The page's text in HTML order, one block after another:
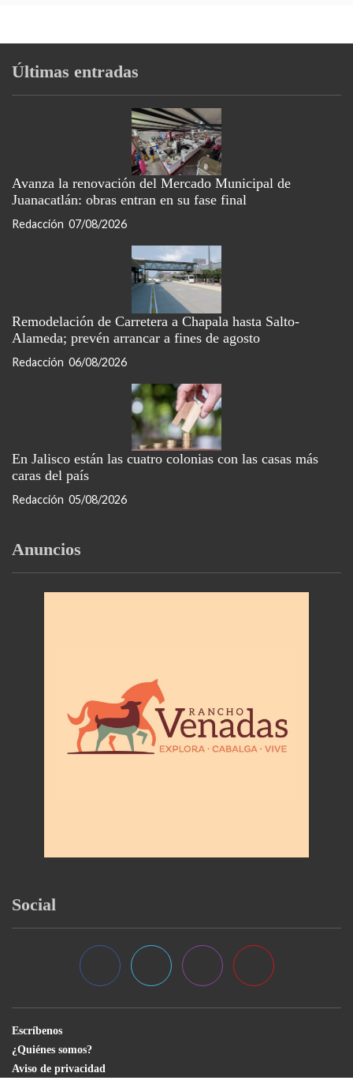
Últimas entradas
Avanza la renovación del Mercado Municipal de
Juanacatlán: obras entran en su fase final
Redacción 07/08/2026
Remodelación de Carretera a Chapala hasta Salto-
Alameda; prevén arrancar a fines de agosto
Redacción 06/08/2026
En Jalisco están las cuatro colonias con las casas más
caras del país
Redacción 05/08/2026
Anuncios
Social
Escríbenos
¿Quiénes somos?
Aviso de privacidad